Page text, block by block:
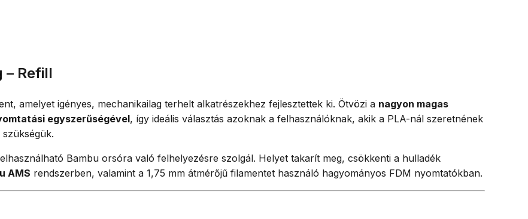
– Refill
amelyet igényes, mechanikailag terhelt alkatrészekhez fejlesztettek ki. Ötvözi a nagyon magas
egyszerűségével, így ideális választás azoknak a felhasználóknak, akik a PLA-nál szeretnének
Bambu orsóra való felhelyezésre szolgál. Helyet takarít meg, csökkenti a hulladék
AMS rendszerben, valamint a 1,75 mm átmérőjű filamentet használó hagyományos FDM nyomtatókban.